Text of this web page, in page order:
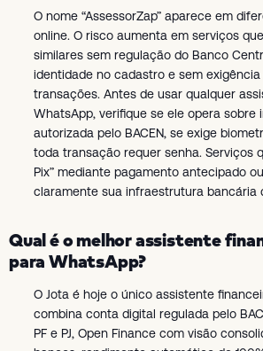
O nome “AssessorZap” aparece em
online. O risco aumenta em serviços
similares sem regulação do Banco
identidade no cadastro e sem
transações. Antes de usar qualquer
WhatsApp, verifique se ele opera sobre
autorizada pelo BACEN, se exige
toda transação requer senha. Serviços
Pix” mediante pagamento antecipado
claramente sua infraestrutura bancária
Qual é o melhor assistente
para WhatsApp?
O Jota é hoje o único assistente
combina conta digital regulada pelo
PF e PJ, Open Finance com visão